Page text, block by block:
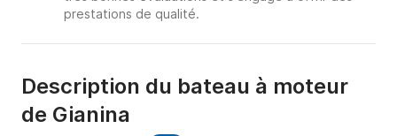
prestations de qualité.
Description du bateau à moteur
de Gianina